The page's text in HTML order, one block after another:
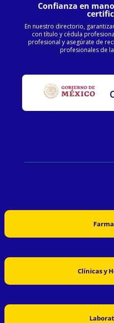
Confianza en
En nuestro directorio,
con título y cédula
profesional y asegúrate de
profesionales de
Clínicas y